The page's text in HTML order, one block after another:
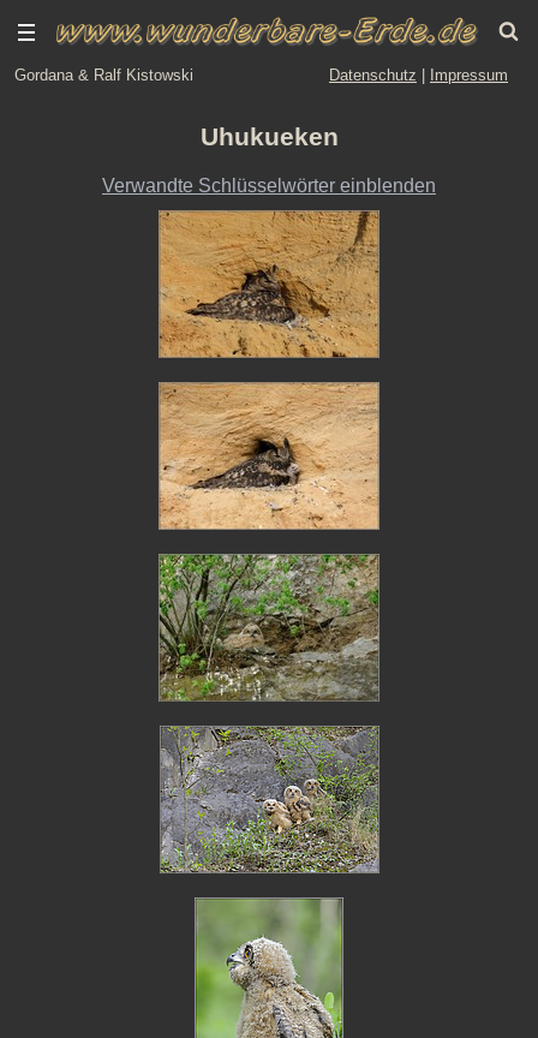
Gordana & Ralf Kistowski Datenschutz Impressum
Uhukueken
Verwandte Schlüsselwörter einblenden